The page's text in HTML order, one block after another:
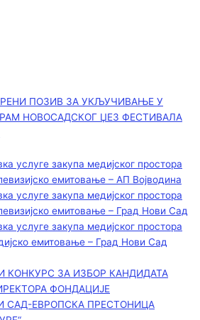
ПОЗИВ ЗА УКЉУЧИВАЊЕ У
НОВОСАДСКОГ ЏЕЗ ФЕСТИВАЛА
услуге закупа медијског простора
емитовање – АП Војводинa
услуге закупа медијског простора
емитовање – Град Нови Сад
услуге закупа медијског простора
емитовање – Град Нови Сад
КОНКУРС ЗА ИЗБОР КАНДИДАТА
ФОНДАЦИЈЕ
САД-ЕВРОПСКА ПРЕСТОНИЦА